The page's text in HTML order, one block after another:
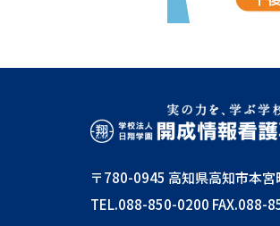
〒780-0945 高知県高知市本
TEL.088-850-0200 FAX.088-